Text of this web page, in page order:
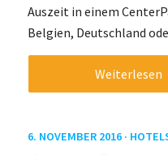
Auszeit in einem
Belgien, Deutschland
Weiterlesen
6. NOVEMBER 2016 ·